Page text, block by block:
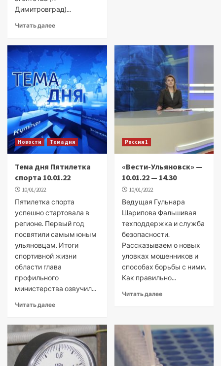
Димитровград)...
Читать далее
Новости Тема дня
Тема дня Пятилетка
спорта 10.01.22
10/01/2022
Пятилетка спорта
успешно стартовала в
регионе. Первый год
посвятили самым юным
ульяновцам. Итоги
спортивной жизни
области глава
профильного
министерства озвучил...
Читать далее
Россия 1
«Вести-Ульяновск» —
10.01.22 — 14.30
10/01/2022
Ведущая Гульнара
Шарипова Фальшивая
техподдержка и служба
безопасности.
Рассказываем о новых
уловках мошенников и
способах борьбы с ними.
Как правильно...
Читать далее